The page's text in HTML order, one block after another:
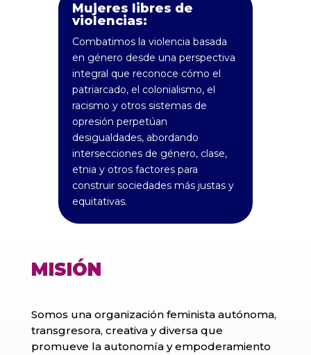
Mujeres libres de
violencias:
Combatimos la violencia basada
en género desde una perspectiva
integral que reconoce cómo el
patriarcado, el colonialismo, el
racismo y otros sistemas de
opresión perpetúan
desigualdades, abordando
intersecciones de género, clase,
etnia y otros factores para
construir sociedades más justas y
equitativas.
MISIÓN
Somos una organización feminista autónoma,
transgresora, creativa y diversa que
promueve la autonomía y empoderamiento